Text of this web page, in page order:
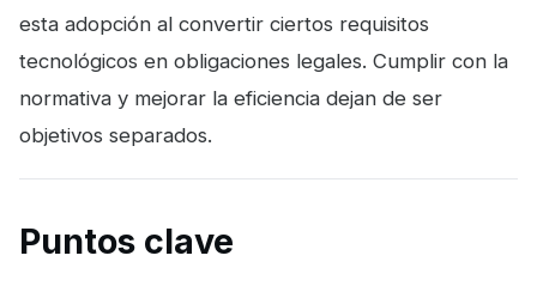
esta adopción al convertir ciertos requisitos
tecnológicos en obligaciones legales. Cumplir con la
normativa y mejorar la eficiencia dejan de ser
objetivos separados.
Puntos clave